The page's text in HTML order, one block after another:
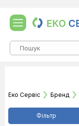
Еко Сервіс Бренд
Фільтр